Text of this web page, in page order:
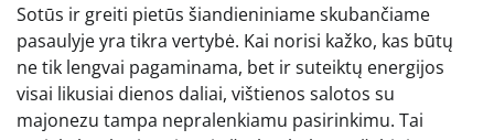
Sotūs ir greiti pietūs šiandieniniame skubančiame
pasaulyje yra tikra vertybė. Kai norisi kažko, kas būtų
ne tik lengvai pagaminama, bet ir suteiktų energijos
visai likusiai dienos daliai, vištienos salotos su
majonezu tampa nepralenkiamu pasirinkimu. Tai